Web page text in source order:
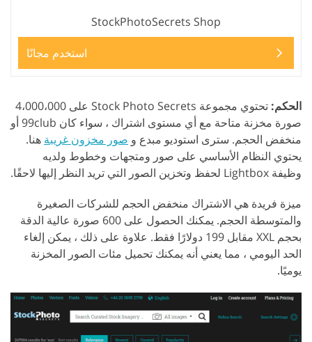
StockPhotoSecrets Shop
استخدم مجانًا
الحكم:
تحتوي مجموعة Stock Photo Secrets على 4،000،000
صورة مخزنة متاحة مع أي مستوى اشتراك ، سواء كان 99club أو
منخفض الحجم. سترى استوديو مبدع و صور مخزون غريبة هنا.
يحتوي النظام الأساسي على صور ومتجهات وخطوط ولديه
وظيفة Lightbox لحفظ وتخزين الصور التي تريد النظر إليها لاحقًا.
ميزة فريدة هي الاشتراك منخفض الحجم للشركات الصغيرة
والمتوسطة الحجم. يمكنك الحصول على 600 صورة عالية الدقة
بحجم XXL مقابل 199 دولارًا فقط. علاوة على ذلك ، يمكن إلغاء
الحد اليومي ، مما يعني أنه يمكنك تحميل مئات الصور المخزنة
يوميًا.